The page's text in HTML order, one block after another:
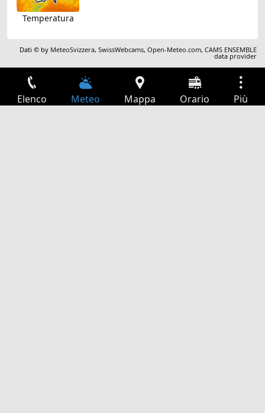
Temperatura
Dati © by MeteoSvizzera,SwissWebcams,Open-Meteo.com,CAMS ENSEMBLE
data provider
Elenco Meteo Mappa Orario Più